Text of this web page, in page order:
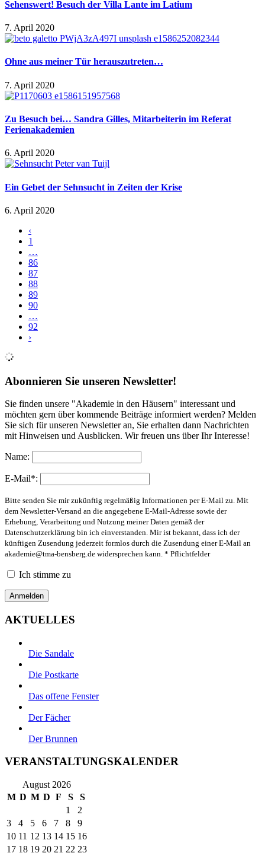
Sehenswert! Besuch der Villa Lante im Latium
7. April 2020
Ohne aus meiner Tür herauszutreten…
7. April 2020
Zu Besuch bei… Sandra Gilles, Mitarbeiterin im Referat
Ferienakademien
6. April 2020
Ein Gebet der Sehnsucht in Zeiten der Krise
6. April 2020
‹
1
…
86
87
88
89
90
…
92
›
Abonnieren Sie unseren Newsletter!
Sie finden unsere "Akademie in den Häusern" interessant und
möchten gern über kommende Beiträge informiert werden? Melden
Sie sich für unseren Newsletter an, Sie erhalten dann Nachrichten
mit Hinweisen und Ausblicken. Wir freuen uns über Ihr Interesse!
Name:
E-Mail*:
Bitte senden Sie mir zukünftig regelmäßig Informationen per E-Mail zu. Mit
dem Newsletter-Versand an die angegebene E-Mail-Adresse sowie der
Erhebung, Verarbeitung und Nutzung meiner Daten gemäß der
Datenschutzerklärung bin ich einverstanden. Mir ist bekannt, dass ich der
künftigen Zusendung jederzeit formlos durch die Zusendung einer E-Mail an
akademie@tma-bensberg.de widersprechen kann. * Pflichtfelder
Ich stimme zu
AKTUELLES
Die Sandale
Die Postkarte
Das offene Fenster
Der Fächer
Der Brunnen
VERANSTALTUNGSKALENDER
August 2026
M D M D F S S
1
2
3
4 5 6 7 8
9
10 11 12 13 14 15 16
17 18 19 20 21 22 23